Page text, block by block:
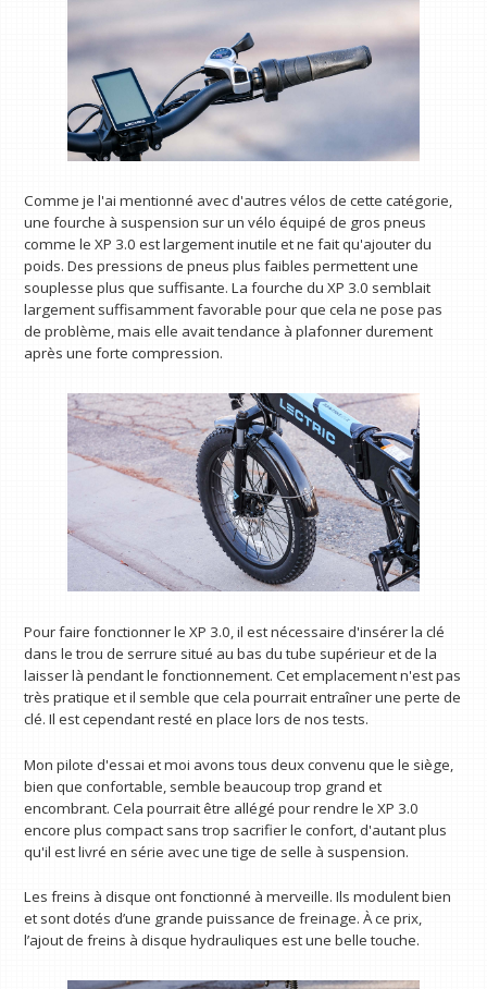
Comme je l'ai mentionné avec d'autres vélos de cette catégorie,
une fourche à suspension sur un vélo équipé de gros pneus
comme le XP 3.0 est largement inutile et ne fait qu'ajouter du
poids. Des pressions de pneus plus faibles permettent une
souplesse plus que suffisante. La fourche du XP 3.0 semblait
largement suffisamment favorable pour que cela ne pose pas
de problème, mais elle avait tendance à plafonner durement
après une forte compression.
Pour faire fonctionner le XP 3.0, il est nécessaire d'insérer la clé
dans le trou de serrure situé au bas du tube supérieur et de la
laisser là pendant le fonctionnement. Cet emplacement n'est pas
très pratique et il semble que cela pourrait entraîner une perte de
clé. Il est cependant resté en place lors de nos tests.
Mon pilote d'essai et moi avons tous deux convenu que le siège,
bien que confortable, semble beaucoup trop grand et
encombrant. Cela pourrait être allégé pour rendre le XP 3.0
encore plus compact sans trop sacrifier le confort, d'autant plus
qu'il est livré en série avec une tige de selle à suspension.
Les freins à disque ont fonctionné à merveille. Ils modulent bien
et sont dotés d’une grande puissance de freinage. À ce prix,
l’ajout de freins à disque hydrauliques est une belle touche.